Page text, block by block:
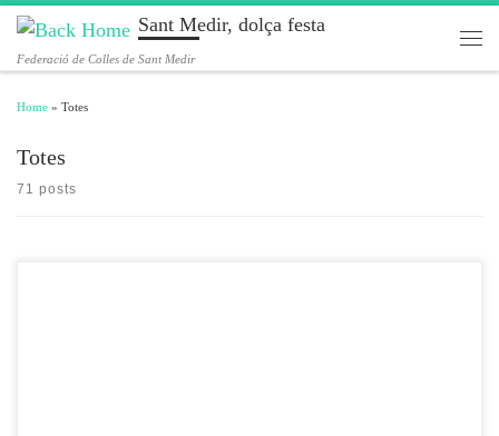
Skip to content Sant Medir, dolça festa
Federació de Colles de Sant Medir
Home » Totes
Totes
71 posts